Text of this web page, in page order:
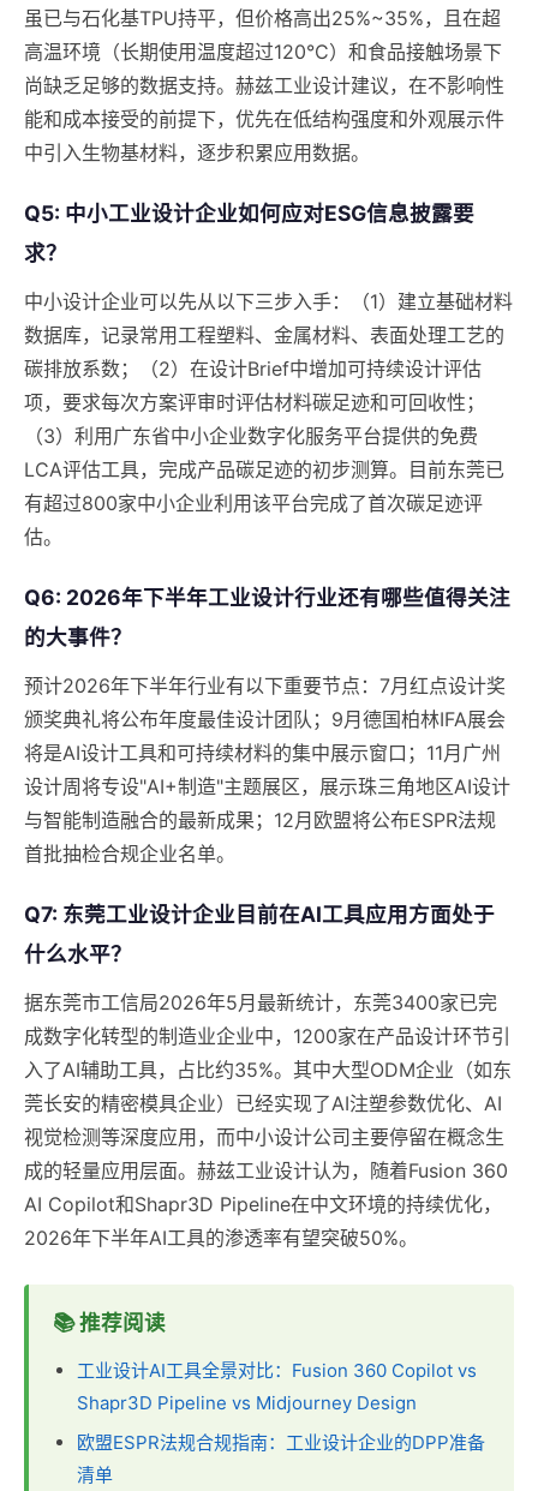
虽已与石化基TPU持平，但价格高出25%~35%，且在超
高温环境（长期使用温度超过120°C）和食品接触场景下
尚缺乏足够的数据支持。赫兹工业设计建议，在不影响性
能和成本接受的前提下，优先在低结构强度和外观展示件
中引入生物基材料，逐步积累应用数据。
Q5: 中小工业设计企业如何应对ESG信息披露要
求？
中小设计企业可以先从以下三步入手：（1）建立基础材料
数据库，记录常用工程塑料、金属材料、表面处理工艺的
碳排放系数；（2）在设计Brief中增加可持续设计评估
项，要求每次方案评审时评估材料碳足迹和可回收性；
（3）利用广东省中小企业数字化服务平台提供的免费
LCA评估工具，完成产品碳足迹的初步测算。目前东莞已
有超过800家中小企业利用该平台完成了首次碳足迹评
估。
Q6: 2026年下半年工业设计行业还有哪些值得关注
的大事件？
预计2026年下半年行业有以下重要节点：7月红点设计奖
颁奖典礼将公布年度最佳设计团队；9月德国柏林IFA展会
将是AI设计工具和可持续材料的集中展示窗口；11月广州
设计周将专设"AI+制造"主题展区，展示珠三角地区AI设计
与智能制造融合的最新成果；12月欧盟将公布ESPR法规
首批抽检合规企业名单。
Q7: 东莞工业设计企业目前在AI工具应用方面处于
什么水平？
据东莞市工信局2026年5月最新统计，东莞3400家已完
成数字化转型的制造业企业中，1200家在产品设计环节引
入了AI辅助工具，占比约35%。其中大型ODM企业（如东
莞长安的精密模具企业）已经实现了AI注塑参数优化、AI
视觉检测等深度应用，而中小设计公司主要停留在概念生
成的轻量应用层面。赫兹工业设计认为，随着Fusion 360
AI Copilot和Shapr3D Pipeline在中文环境的持续优化，
2026年下半年AI工具的渗透率有望突破50%。
📚 推荐阅读
工业设计AI工具全景对比：Fusion 360 Copilot vs
Shapr3D Pipeline vs Midjourney Design
欧盟ESPR法规合规指南：工业设计企业的DPP准备
清单